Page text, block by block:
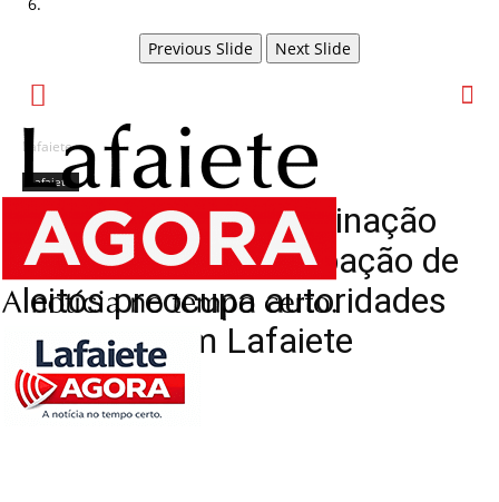
Previous Slide Next Slide
Lafaiete
Lafaiete
Aumento da contaminação
pela Covid e da ocupação de
leitos preocupa autoridades
de saúde em Lafaiete
Por Redação - janeiro 4, 2021